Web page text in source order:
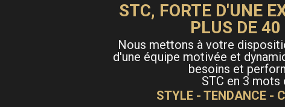
STC, FORTE D'UNE
PLUS DE
Nous mettons à votre
d'une équipe motivée et
besoins et
STC en 3 mots
STYLE - TENDANCE -